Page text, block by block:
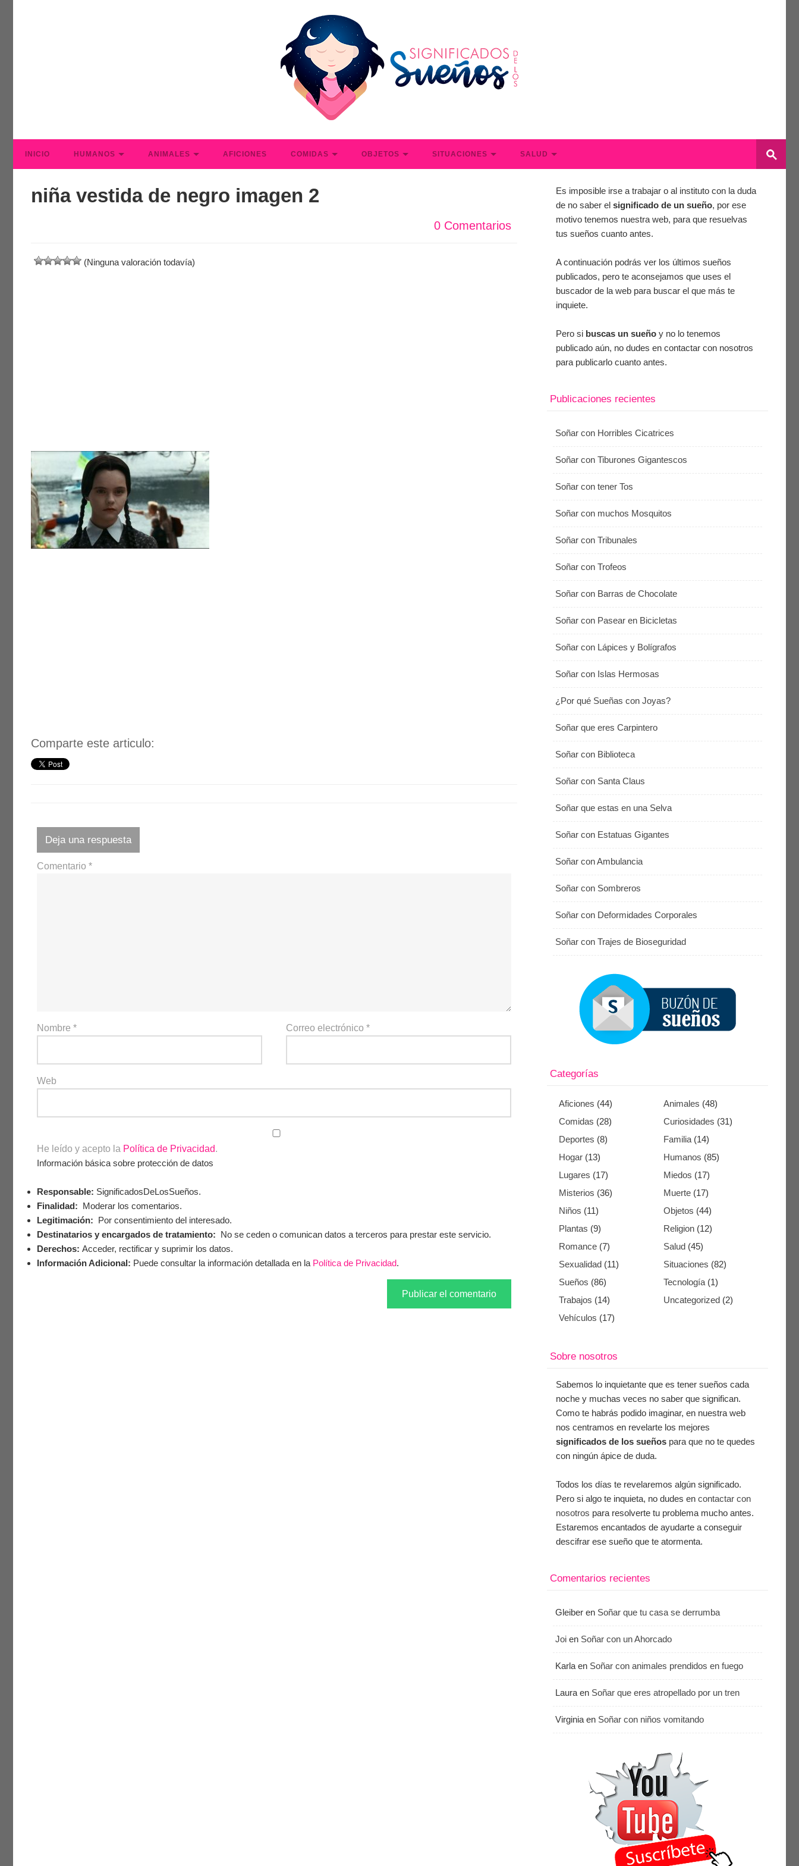
INICIO HUMANOS ANIMALES AFICIONES COMIDAS OBJETOS SITUACIONES SALUD
niña vestida de negro imagen 2
0 Comentarios
(Ninguna valoración todavía)
Comparte este articulo:
Deja una respuesta
Comentario *
Nombre * Correo electrónico *
Web
He leído y acepto la Política de Privacidad.
Información básica sobre protección de datos
Responsable: SignificadosDeLosSueños.
Finalidad: Moderar los comentarios.
Legitimación: Por consentimiento del interesado.
Destinatarios y encargados de tratamiento: No se ceden o comunican datos a terceros para prestar este servicio.
Derechos: Acceder, rectificar y suprimir los datos.
Información Adicional: Puede consultar la información detallada en la Política de Privacidad.
Es imposible irse a trabajar o al instituto con la duda
de no saber el significado de un sueño, por ese
motivo tenemos nuestra web, para que resuelvas
tus sueños cuanto antes.
A continuación podrás ver los últimos sueños
publicados, pero te aconsejamos que uses el
buscador de la web para buscar el que más te
inquiete.
Pero si buscas un sueño y no lo tenemos
publicado aún, no dudes en contactar con nosotros
para publicarlo cuanto antes.
Publicaciones recientes
Soñar con Horribles Cicatrices
Soñar con Tiburones Gigantescos
Soñar con tener Tos
Soñar con muchos Mosquitos
Soñar con Tribunales
Soñar con Trofeos
Soñar con Barras de Chocolate
Soñar con Pasear en Bicicletas
Soñar con Lápices y Bolígrafos
Soñar con Islas Hermosas
¿Por qué Sueñas con Joyas?
Soñar que eres Carpintero
Soñar con Biblioteca
Soñar con Santa Claus
Soñar que estas en una Selva
Soñar con Estatuas Gigantes
Soñar con Ambulancia
Soñar con Sombreros
Soñar con Deformidades Corporales
Soñar con Trajes de Bioseguridad
Categorías
Aficiones (44) Animales (48)
Comidas (28) Curiosidades (31)
Deportes (8) Familia (14)
Hogar (13) Humanos (85)
Lugares (17) Miedos (17)
Misterios (36) Muerte (17)
Niños (11) Objetos (44)
Plantas (9) Religion (12)
Romance (7) Salud (45)
Sexualidad (11) Situaciones (82)
Sueños (86) Tecnología (1)
Trabajos (14) Uncategorized (2)
Vehículos (17)
Sobre nosotros
Sabemos lo inquietante que es tener sueños cada
noche y muchas veces no saber que significan.
Como te habrás podido imaginar, en nuestra web
nos centramos en revelarte los mejores
significados de los sueños para que no te quedes
con ningún ápice de duda.
Todos los días te revelaremos algún significado.
Pero si algo te inquieta, no dudes en contactar con
nosotros para resolverte tu problema mucho antes.
Estaremos encantados de ayudarte a conseguir
descifrar ese sueño que te atormenta.
Comentarios recientes
Gleiber en Soñar que tu casa se derrumba
Joi en Soñar con un Ahorcado
Karla en Soñar con animales prendidos en fuego
Laura en Soñar que eres atropellado por un tren
Virginia en Soñar con niños vomitando